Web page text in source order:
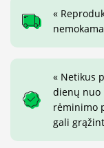
«
« Netikus
dienų nuo
rėminimo
gali